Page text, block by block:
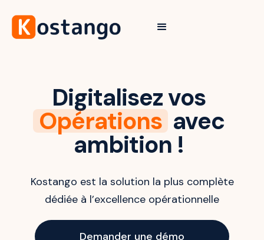
Digitalisez vos
Opérations avec
ambition !
Kostango est la solution la plus complète
dédiée à l’excellence opérationnelle
Demander une démo